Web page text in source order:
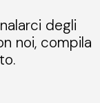
degli
noi, compila